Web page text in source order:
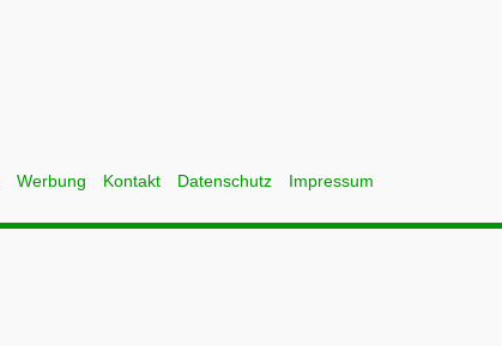
Werbung Kontakt Datenschutz Impressum